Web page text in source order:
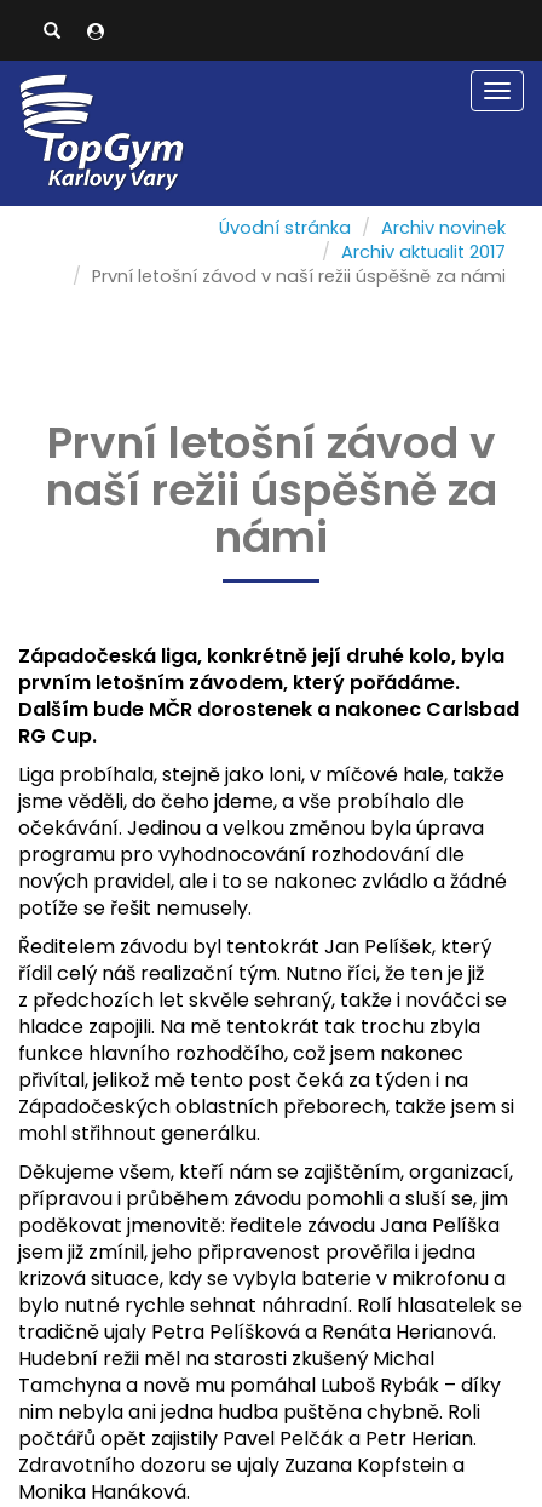
Úvodní stránka
Archiv novinek
Archiv aktualit 2017
První letošní závod v naší režii úspěšně za námi
První letošní závod v
naší režii úspěšně za
námi
Západočeská liga, konkrétně její druhé kolo, byla
prvním letošním závodem, který pořádáme.
Dalším bude MČR dorostenek a nakonec Carlsbad
RG Cup.
Liga probíhala, stejně jako loni, v míčové hale, takže
jsme věděli, do čeho jdeme, a vše probíhalo dle
očekávání. Jedinou a velkou změnou byla úprava
programu pro vyhodnocování rozhodování dle
nových pravidel, ale i to se nakonec zvládlo a žádné
potíže se řešit nemusely.
Ředitelem závodu byl tentokrát Jan Pelíšek, který
řídil celý náš realizační tým. Nutno říci, že ten je již
z předchozích let skvěle sehraný, takže i nováčci se
hladce zapojili. Na mě tentokrát tak trochu zbyla
funkce hlavního rozhodčího, což jsem nakonec
přivítal, jelikož mě tento post čeká za týden i na
Západočeských oblastních přeborech, takže jsem si
mohl střihnout generálku.
Děkujeme všem, kteří nám se zajištěním, organizací,
přípravou i průběhem závodu pomohli a sluší se, jim
poděkovat jmenovitě: ředitele závodu Jana Pelíška
jsem již zmínil, jeho připravenost prověřila i jedna
krizová situace, kdy se vybyla baterie v mikrofonu a
bylo nutné rychle sehnat náhradní. Rolí hlasatelek se
tradičně ujaly Petra Pelíšková a Renáta Herianová.
Hudební režii měl na starosti zkušený Michal
Tamchyna a nově mu pomáhal Luboš Rybák – díky
nim nebyla ani jedna hudba puštěna chybně. Roli
počtářů opět zajistily Pavel Pelčák a Petr Herian.
Zdravotního dozoru se ujaly Zuzana Kopfstein a
Monika Hanáková.